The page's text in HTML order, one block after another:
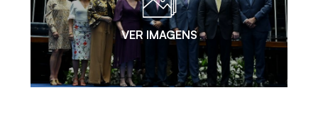
VER IMAGENS